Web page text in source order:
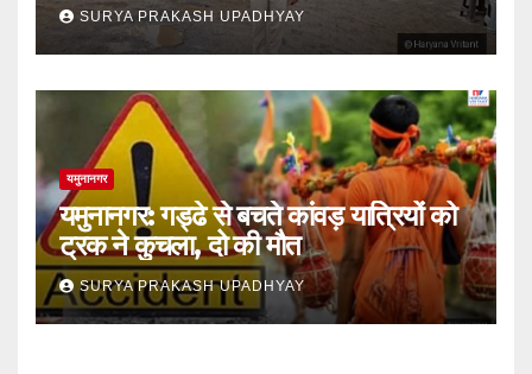
SURYA PRAKASH UPADHYAY
यमुनानगर
यमुनानगर: गड्ढे से बचते कांवड़ यात्रियों को
ट्रक ने कुचला, दो की मौत
SURYA PRAKASH UPADHYAY